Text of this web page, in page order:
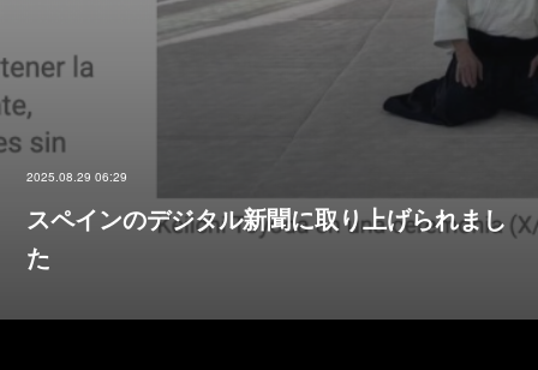
2025.08.29 06:29
スペインのデジタル新聞に取り上げられまし
た